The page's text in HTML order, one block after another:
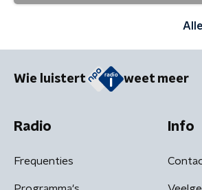
Wie luistert weet meer
Radio
Frequenties
Info